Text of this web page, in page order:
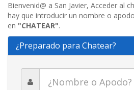
Bienvenid@ a San Javier, Acceder al
hay que introducir un nombre o
en "CHATEAR".
¿Preparado para Chatear?